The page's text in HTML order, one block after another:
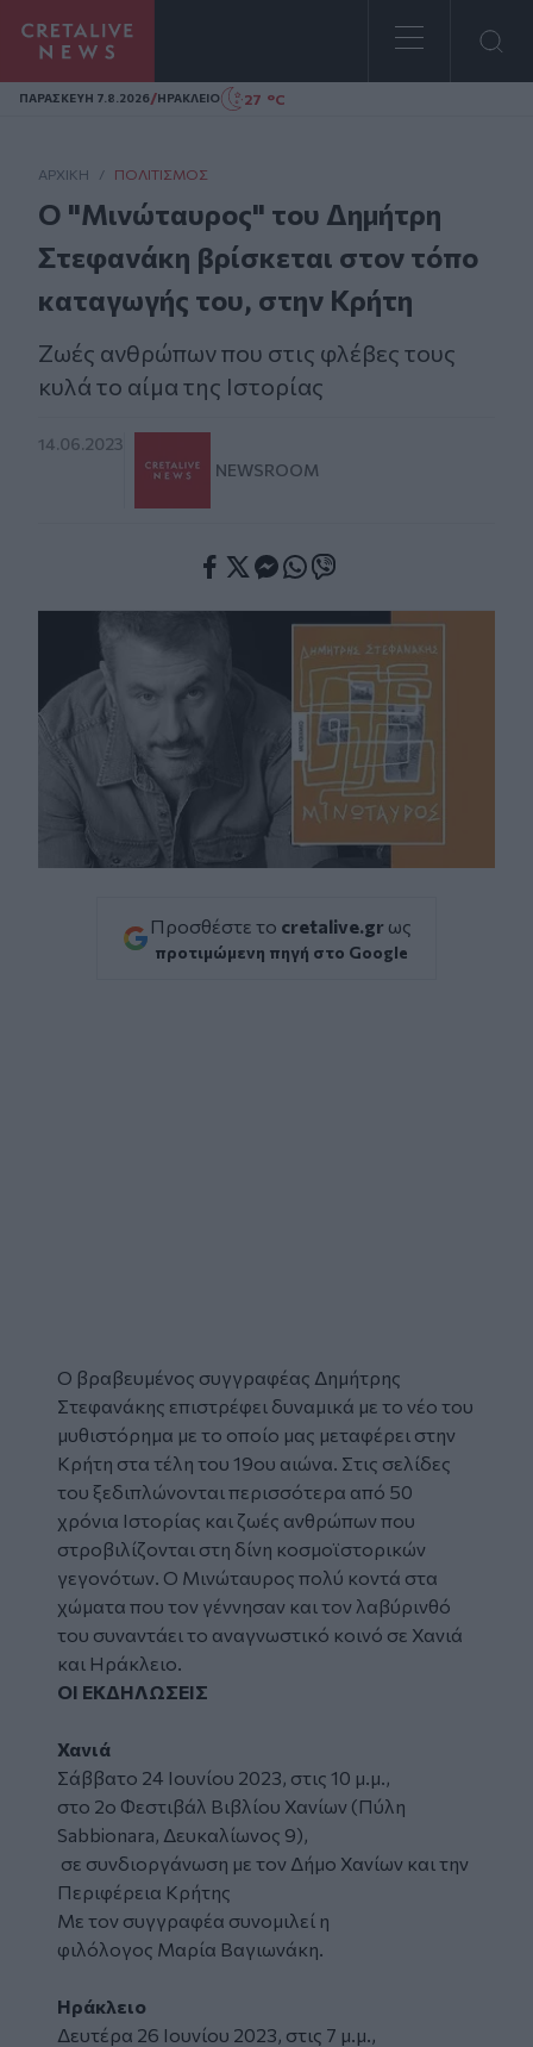
Homepage
ΠΑΡΑΣΚΕΥΗ 7.8.2026/ΗΡΑΚΛΕΙΟ 27 °C
ΑΡΧΙΚΗ / ΠΟΛΙΤΙΣΜΌΣ
Ο "Μινώταυρος" του Δημήτρη
Στεφανάκη βρίσκεται στον τόπο
καταγωγής του, στην Κρήτη
Ζωές ανθρώπων που στις φλέβες τους
κυλά το αίμα της Ιστορίας
14.06.2023
NEWSROOM
Προσθέστε το cretalive.gr ως
προτιμώμενη πηγή στο Google
Ο βραβευμένος συγγραφέας Δημήτρης
Στεφανάκης επιστρέφει δυναμικά με το νέο του
μυθιστόρημα με το οποίο μας μεταφέρει στην
Κρήτη στα τέλη του 19ου αιώνα. Στις σελίδες
του ξεδιπλώνονται περισσότερα από 50
χρόνια Ιστορίας και ζωές ανθρώπων που
στροβιλίζονται στη δίνη κοσμοϊστορικών
γεγονότων. Ο Μινώταυρος πολύ κοντά στα
χώματα που τον γέννησαν και τον λαβύρινθό
του συναντάει το αναγνωστικό κοινό σε Χανιά
και Ηράκλειο.
ΟΙ ΕΚΔΗΛΩΣΕΙΣ
Χανιά
Σάββατο 24 Ιουνίου 2023, στις 10 μ.μ.,
στο 2o Φεστιβάλ Βιβλίου Χανίων (Πύλη
Sabbionara, Δευκαλίωνος 9),
σε συνδιοργάνωση με τον Δήμο Χανίων και την
Περιφέρεια Κρήτης
Με τον συγγραφέα συνομιλεί η
φιλόλογος Μαρία Βαγιωνάκη.
Ηράκλειο
Δευτέρα 26 Ιουνίου 2023, στις 7 μ.μ.,